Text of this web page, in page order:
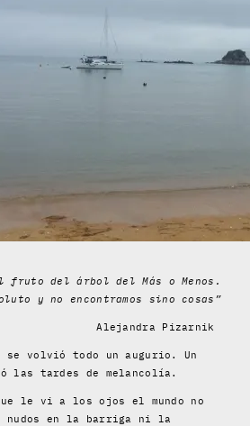
el fruto del árbol del Más o Menos.
y no encontramos sino cosas”
Alejandra Pizarnik
se volvió todo un augurio. Un
las tardes de melancolía.
le vi a los ojos el mundo no
nudos en la barriga ni la